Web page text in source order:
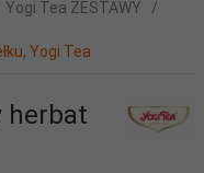
Yogi Tea ZESTAWY
Yogi Tea
herbat